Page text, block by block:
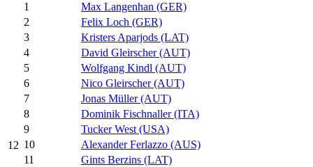
12
1
Max Langenhan (GER)
2
Felix Loch (GER)
3
Kristers Aparjods (LAT)
4
David Gleirscher (AUT)
5
Wolfgang Kindl (AUT)
6
Nico Gleirscher (AUT)
7
Jonas Müller (AUT)
8
Dominik Fischnaller (ITA)
9
Tucker West (USA)
10
Alexander Ferlazzo (AUS)
11
Gints Berzins (LAT)